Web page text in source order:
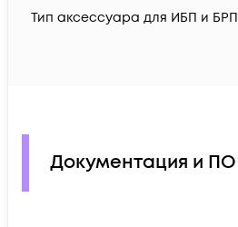
Тип аксессуара для ИБП и БРП
Документация и ПО